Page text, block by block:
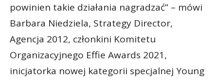
powinien takie działania nagradzać” – mówi
Barbara Niedziela, Strategy Director,
Agencja 2012, członkini Komitetu
Organizacyjnego Effie Awards 2021,
inicjatorka nowej kategorii specjalnej Young